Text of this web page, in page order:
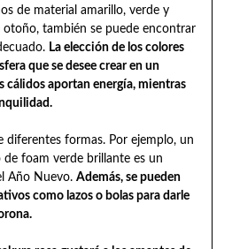
de material amarillo, verde y
otoño, también se puede encontrar
La elección de los colores
que se desee crear en un
cálidos aportan energía, mientras
diferentes formas. Por ejemplo, un
foam verde brillante es un
Año Nuevo. Además, se pueden
como lazos o bolas para darle